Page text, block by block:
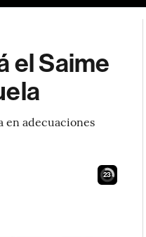
el Saime
en adecuaciones
22